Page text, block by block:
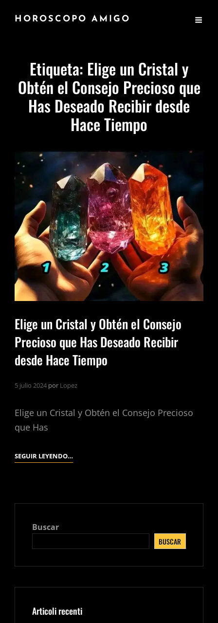
HOROSCOPO AMIGO
Etiqueta: Elige un Cristal y
Obtén el Consejo Precioso que
Has Deseado Recibir desde
Hace Tiempo
Elige un Cristal y Obtén el Consejo
Precioso que Has Deseado Recibir
desde Hace Tiempo
5 julio 2024 por Lopez
Elige un Cristal y Obtén el Consejo Precioso
que Has
SEGUIR LEYENDO…ELIGE
OBTÉN
CONSEJO
HAS
DESDE
Buscar
BUSCAR
Articoli recenti